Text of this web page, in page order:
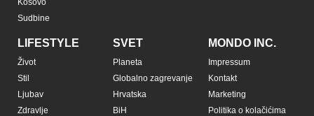
Sudbine
LIFESTYLE
Život
Stil
Ljubav
Zdravlje
SVET
Planeta
Globalno zagrevanje
Hrvatska
BiH
MONDO INC.
Impressum
Kontakt
Marketing
Politika o kolačićima